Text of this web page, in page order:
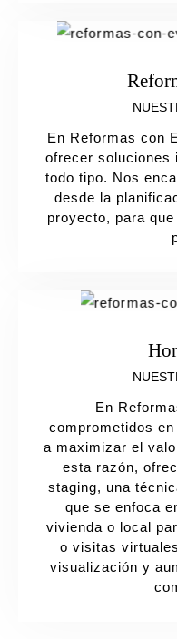
En Reformas con
ofrecer soluciones
todo tipo. Nos
desde la
proyecto, para
En
comprometidos
a maximizar el
esta razón,
staging, una
que se enfoca
vivienda o local
o visitas
visualización y